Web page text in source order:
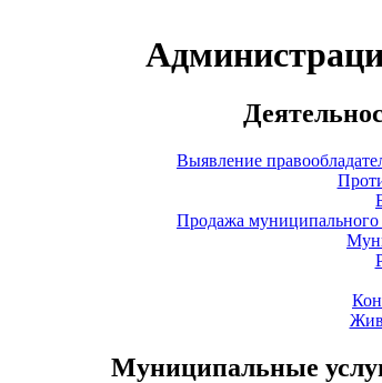
Выявление
Продажа муниципального
Муниципальные